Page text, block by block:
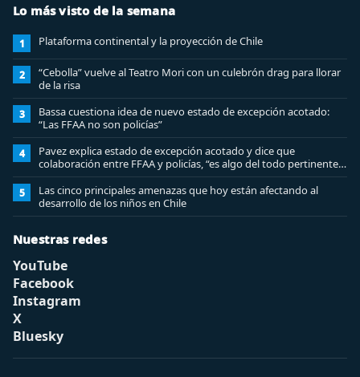
Lo más visto de la semana
1 Plataforma continental y la proyección de Chile
2
“Cebolla” vuelve al Teatro Mori con un culebrón drag para llorar
de la risa
3
Bassa cuestiona idea de nuevo estado de excepción acotado:
“Las FFAA no son policías”
4
Pavez explica estado de excepción acotado y dice que
colaboración entre FFAA y policías, “es algo del todo pertinente
analizar”
5
Las cinco principales amenazas que hoy están afectando al
desarrollo de los niños en Chile
Nuestras redes
YouTube
Facebook
Instagram
X
Bluesky